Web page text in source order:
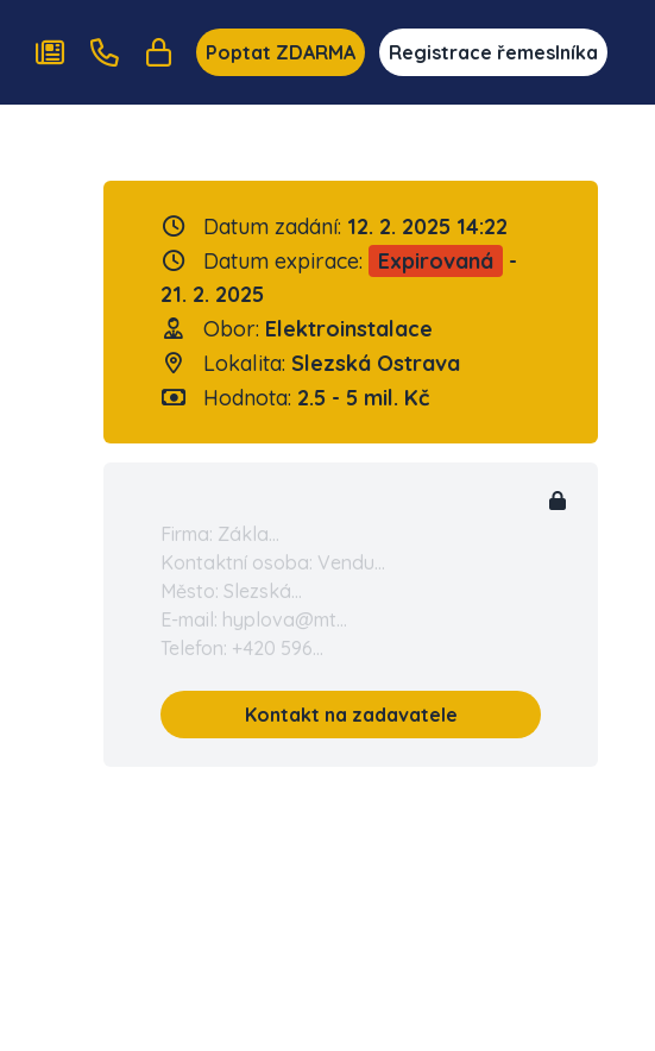
Poptat ZDARMA Registrace řemeslníka
Datum zadání: 12. 2. 2025 14:22
Datum expirace:
Expirovaná
-
21. 2. 2025
Obor: Elektroinstalace
Lokalita: Slezská Ostrava
Hodnota: 2.5 - 5 mil. Kč
Firma: Zákla...
Kontaktní osoba: Vendu...
Město: Slezská...
E-mail: hyplova@mt...
Telefon: +420 596...
Kontakt na zadavatele